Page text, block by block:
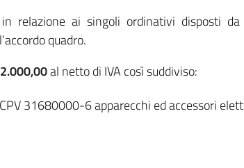
relazione ai singoli ordinativi disposti da
quadro.
al netto di IVA così suddiviso:
CPV 31680000-6 apparecchi ed accessori